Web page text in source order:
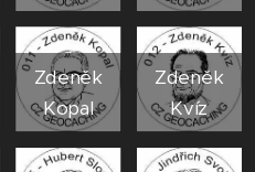
Zdeněk
Kopal
Zdeněk
Kvíz